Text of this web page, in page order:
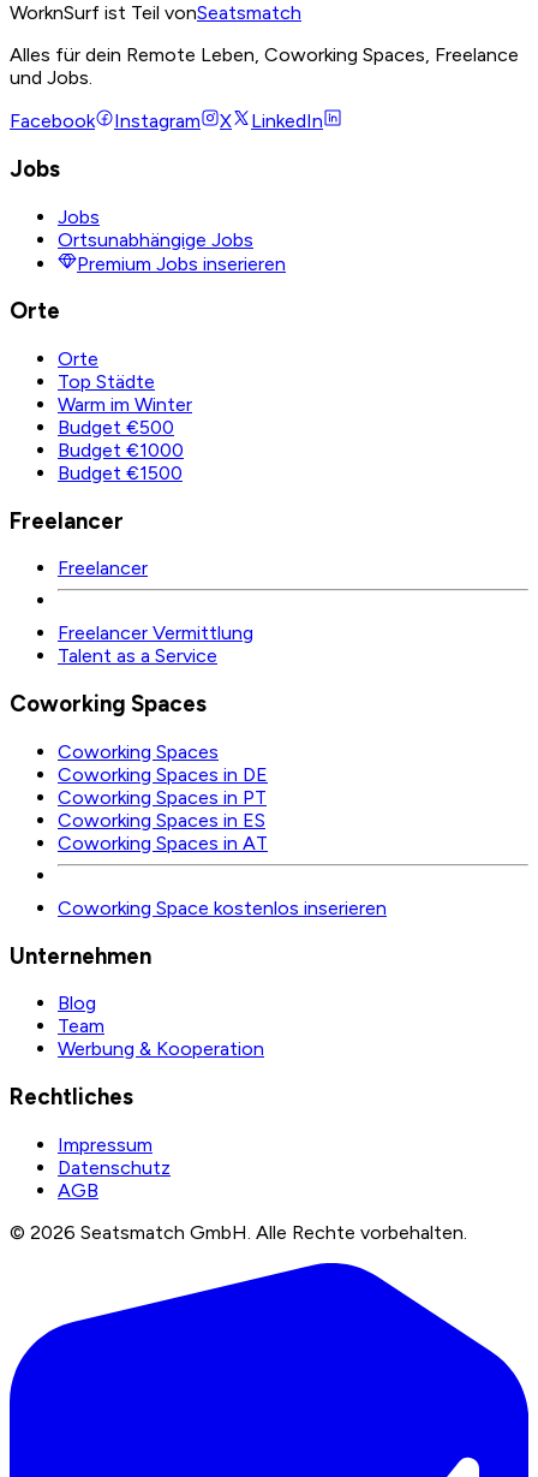
WorknSurf ist Teil vonSeatsmatch
Alles für dein Remote Leben, Coworking Spaces, Freelance
und Jobs.
Facebook
Instagram X LinkedIn
Jobs
Jobs
Ortsunabhängige Jobs
Premium Jobs inserieren
Orte
Orte
Top Städte
Warm im Winter
Budget €500
Budget €1000
Budget €1500
Freelancer
Freelancer
Freelancer Vermittlung
Talent as a Service
Coworking Spaces
Coworking Spaces
Coworking Spaces in DE
Coworking Spaces in PT
Coworking Spaces in ES
Coworking Spaces in AT
Coworking Space kostenlos inserieren
Unternehmen
Blog
Team
Werbung & Kooperation
Rechtliches
Impressum
Datenschutz
AGB
© 2026 Seatsmatch GmbH. Alle Rechte vorbehalten.